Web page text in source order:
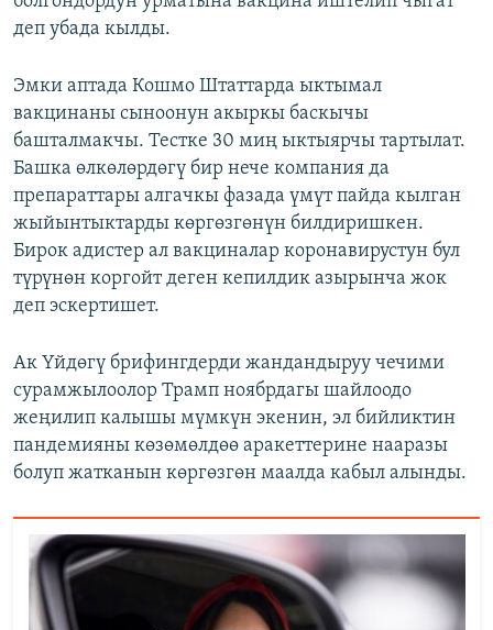
деп убада кылды.
Эмки аптада Кошмо Штаттарда ыктымал
вакцинаны сыноонун акыркы баскычы
башталмакчы. Тестке 30 миң ыктыярчы тартылат.
Башка өлкөлөрдөгү бир нече компания да
препараттары алгачкы фазада үмүт пайда кылган
жыйынтыктарды көргөзгөнүн билдиришкен.
Бирок адистер ал вакциналар коронавирустун бул
түрүнөн коргойт деген кепилдик азырынча жок
деп эскертишет.
Ак Үйдөгү брифингдерди жандандыруу чечими
сурамжылоолор Трамп ноябрдагы шайлоодо
жеңилип калышы мүмкүн экенин, эл бийликтин
пандемияны көзөмөлдөө аракеттерине нааразы
болуп жатканын көргөзгөн маалда кабыл алынды.